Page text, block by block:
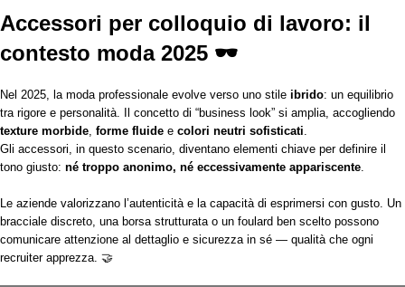
Accessori per colloquio di lavoro: il
contesto moda 2025 🕶️
Nel 2025, la moda professionale evolve verso uno stile ibrido: un equilibrio
tra rigore e personalità. Il concetto di “business look” si amplia, accogliendo
texture morbide forme fluide e colori neutri sofisticati
Gli accessori, in questo scenario, diventano elementi chiave per definire il
tono giusto: né troppo anonimo, né eccessivamente appariscente
Le aziende valorizzano l’autenticità e la capacità di esprimersi con gusto. Un
bracciale discreto, una borsa strutturata o un foulard ben scelto possono
comunicare attenzione al dettaglio e sicurezza in sé — qualità che ogni
recruiter apprezza. 🤝